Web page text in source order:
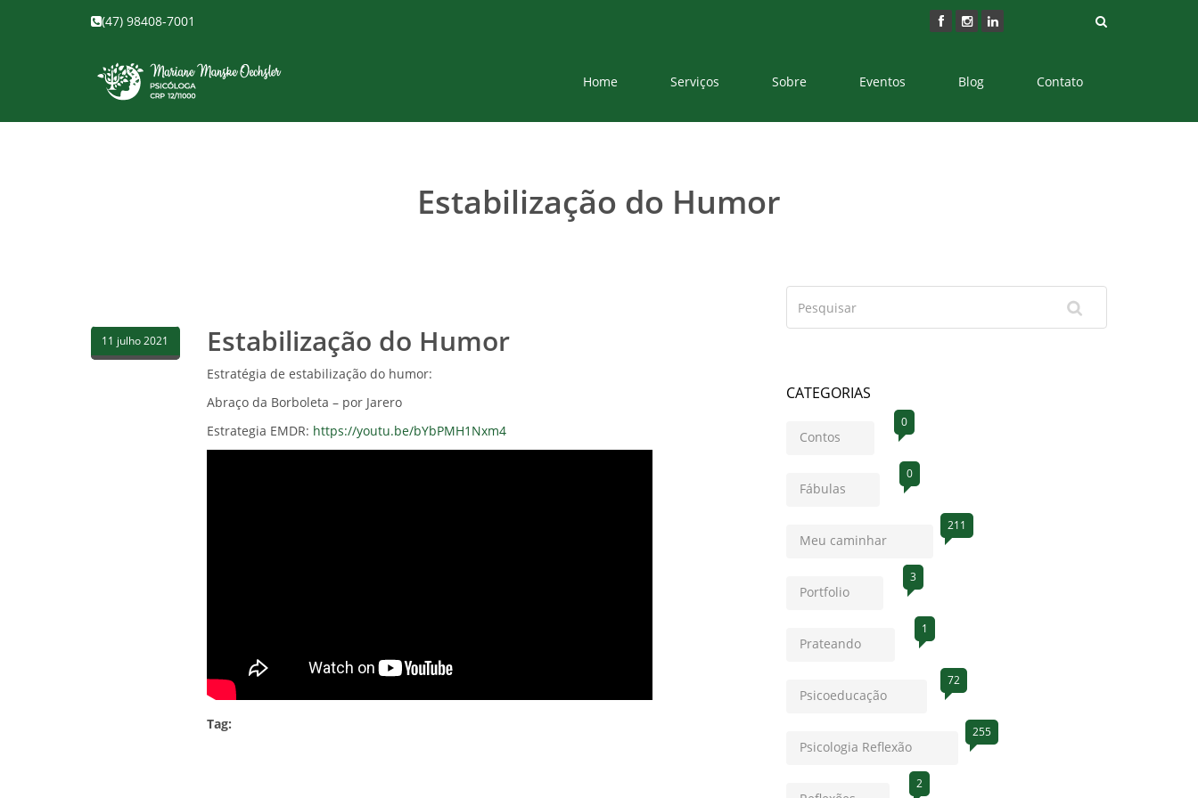
(47) 98408-7001
Home Serviços Sobre Eventos Blog Contato
Estabilização do Humor
11 julho 2021 Estabilização do Humor
Estratégia de estabilização do humor:
Abraço da Borboleta – por Jarero
Estrategia EMDR: https://youtu.be/bYbPMH1Nxm4
Tag:
CATEGORIAS
Contos
0
Fábulas
0
Meu caminhar
211
Portfolio
3
Prateando
1
Psicoeducação
72
Psicologia Reflexão
255
2